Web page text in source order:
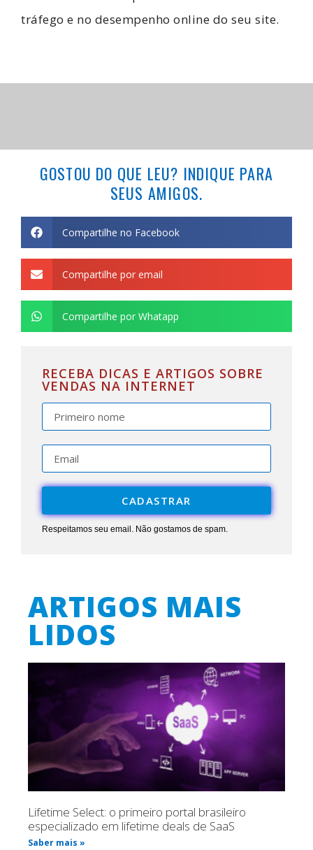
tráfego e no desempenho online do seu site.
GOSTOU DO QUE LEU? INDIQUE PARA
SEUS AMIGOS.
Compartilhe no Facebook
Compartilhe por email
Compartilhe por Whatapp
RECEBA DICAS E ARTIGOS SOBRE
VENDAS NA INTERNET
CADASTRAR
Respeitamos seu email. Não gostamos de spam.
ARTIGOS MAIS
LIDOS
Lifetime Select: o primeiro portal brasileiro
especializado em lifetime deals de SaaS
Saber mais »